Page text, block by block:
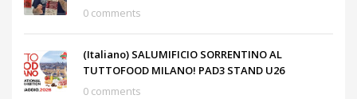
0 comments
(Italiano) SALUMIFICIO SORRENTINO AL
TUTTOFOOD MILANO! PAD3 STAND U26
0 comments